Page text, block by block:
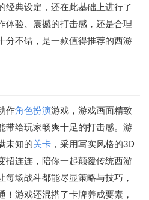
经典设定，还在此基础上进行了
体验、震撼的打击感，还是合理
分不错，是一款值得推荐的西游
作角色扮演游戏，游戏画面精致
带给玩家畅爽十足的打击感。游
未知的关卡 ，采用写实风格的3D
招连连，陪你一起颠覆传统西游
每场战斗都能尽显策略与技巧，
游戏还混搭了卡牌养成要素，